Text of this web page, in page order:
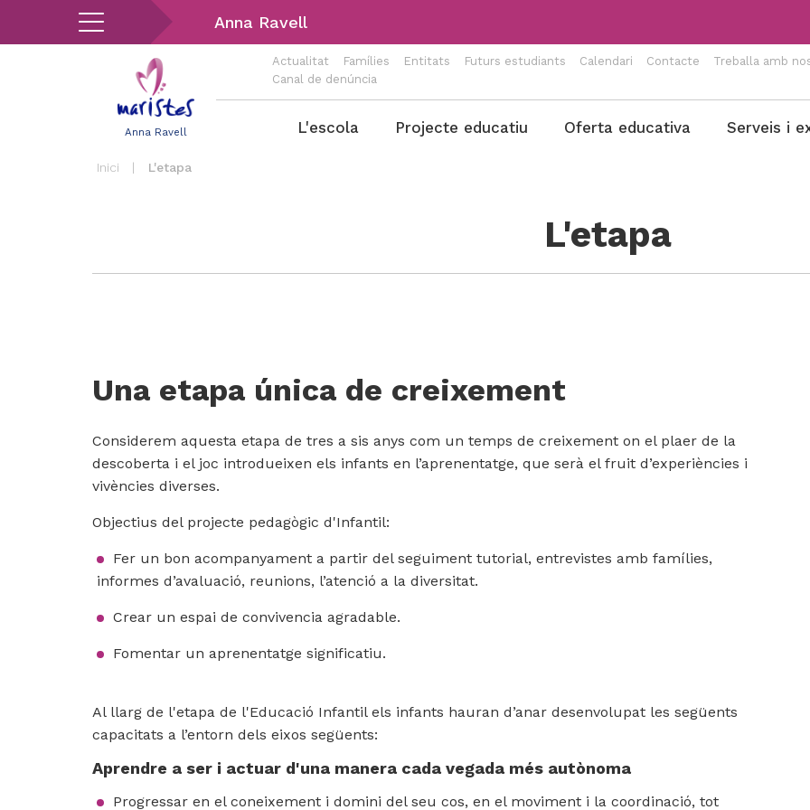
Anna Ravell
Anna Ravell
Actualitat Famílies Entitats Futurs estudiants Calendari Contacte
Treballa amb
Canal de denúncia
Menu
L'escola Projecte educatiu Oferta educativa Serveis i
Inici | L'etapa
L'etapa
Una etapa única de creixement
Considerem aquesta etapa de tres a sis anys com un temps de creixement on el plaer de la
descoberta i el joc introdueixen els infants en l’aprenentatge, que serà el fruit d’experiències i
vivències diverses.
Objectius del projecte pedagògic d'Infantil:
Fer un bon acompanyament a partir del seguiment tutorial, entrevistes amb famílies,
informes d’avaluació, reunions, l’atenció a la diversitat.
Crear un espai de convivencia agradable.
Fomentar un aprenentatge significatiu.
Al llarg de l'etapa de l'Educació Infantil els infants hauran d’anar desenvolupat les següents
capacitats a l’entorn dels eixos següents:
Aprendre a ser i actuar d'una manera cada vegada més autònoma
Progressar en el coneixement i domini del seu cos, en el moviment i la coordinació, tot